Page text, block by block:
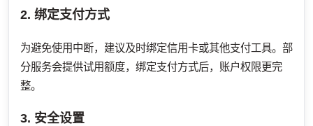
2. 绑定支付方式
为避免使用中断，建议及时绑定信用卡或其他支付工具。部
分服务会提供试用额度，绑定支付方式后，账户权限更完
整。
3. 安全设置